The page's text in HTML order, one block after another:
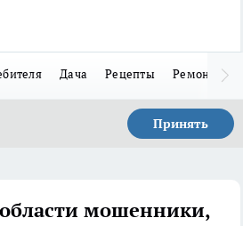
Дача Рецепты Ремонт
Принять
мошенники,